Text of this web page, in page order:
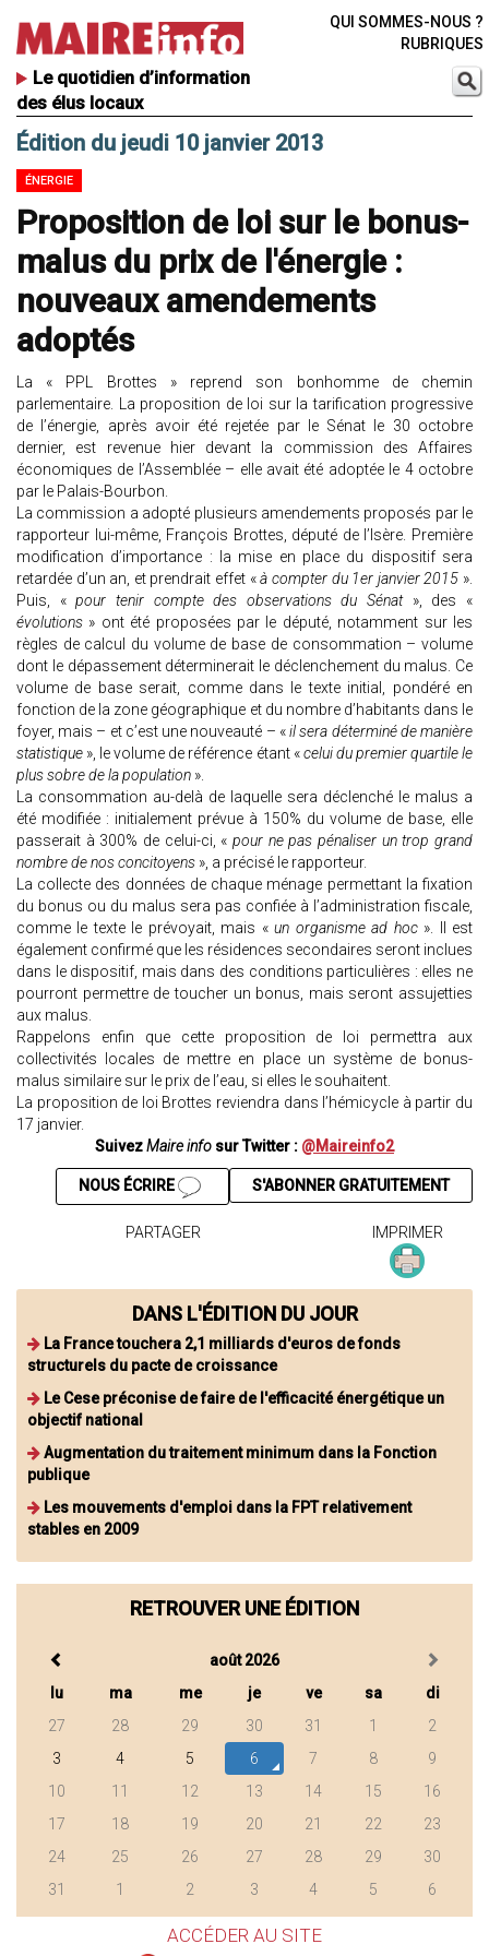
Le quotidien d’information
des élus locaux
QUI SOMMES-NOUS ?
RUBRIQUES
Édition du jeudi 10 janvier 2013
ÉNERGIE
Proposition de loi sur le bonus-
malus du prix de l'énergie :
nouveaux amendements
adoptés
La « PPL Brottes » reprend son bonhomme de chemin
parlementaire. La proposition de loi sur la tarification progressive
de l’énergie, après avoir été rejetée par le Sénat le 30 octobre
dernier, est revenue hier devant la commission des Affaires
économiques de l’Assemblée – elle avait été adoptée le 4 octobre
par le Palais-Bourbon.
La commission a adopté plusieurs amendements proposés par le
rapporteur lui-même, François Brottes, député de l’Isère. Première
modification d’importance : la mise en place du dispositif sera
retardée d’un an, et prendrait effet «à compter du 1er janvier 2015 ».
Puis, «pour tenir compte des observations du Sénat », des «
évolutions » ont été proposées par le député, notamment sur les
règles de calcul du volume de base de consommation – volume
dont le dépassement déterminerait le déclenchement du malus. Ce
volume de base serait, comme dans le texte initial, pondéré en
fonction de la zone géographique et du nombre d’habitants dans le
foyer, mais – et c’est une nouveauté – «il sera déterminé de manière
statistique », le volume de référence étant «celui du premier quartile le
plus sobre de la population ».
La consommation au-delà de laquelle sera déclenché le malus a
été modifiée : initialement prévue à 150% du volume de base, elle
passerait à 300% de celui-ci, « pour ne pas pénaliser un trop grand
nombre de nos concitoyens », a précisé le rapporteur.
La collecte des données de chaque ménage permettant la fixation
du bonus ou du malus sera pas confiée à l’administration fiscale,
comme le texte le prévoyait, mais «un organisme ad hoc». Il est
également confirmé que les résidences secondaires seront inclues
dans le dispositif, mais dans des conditions particulières : elles ne
pourront permettre de toucher un bonus, mais seront assujetties
aux malus.
Rappelons enfin que cette proposition de loi permettra aux
collectivités locales de mettre en place un système de bonus-
malus similaire sur le prix de l’eau, si elles le souhaitent.
La proposition de loi Brottes reviendra dans l’hémicycle à partir du
17 janvier.
SuivezMaire info sur Twitter : @Maireinfo2
S'ABONNER GRATUITEMENT
NOUS ÉCRIRE
PARTAGER IMPRIMER
DANS L'ÉDITION DU JOUR
La France touchera 2,1 milliards d'euros de fonds
structurels du pacte de croissance
Le Cese préconise de faire de l'efficacité énergétique un
objectif national
Augmentation du traitement minimum dans la Fonction
publique
Les mouvements d'emploi dans la FPT relativement
stables en 2009
RETROUVER UNE ÉDITION
août 2026
lu
ma me je ve sa
di
27
28 29 30 31 1
2
3
4 5 6 7 8
9
10
11 12 13 14 15
16
17
18 19 20 21 22
23
24
25 26 27 28 29
30
31
1 2 3 4 5 6
ACCÉDER AU SITE